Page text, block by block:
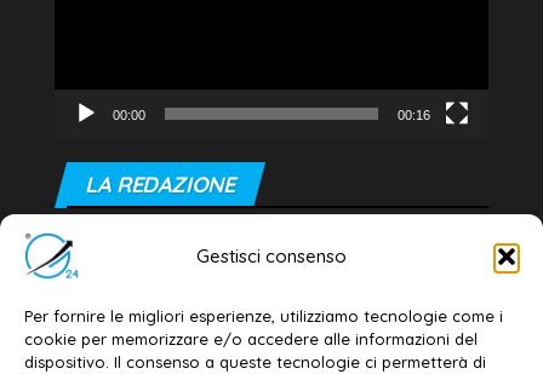
Gestisci consenso
Per fornire le migliori esperienze, utilizziamo tecnologie come i
cookie per memorizzare e/o accedere alle informazioni del
dispositivo. Il consenso a queste tecnologie ci permetterà di
00:00 00:16
LA REDAZIONE
Editore e direttore responsabile:
Dott. Daniele G. Masciullo
Email: redazione@galatina24.it
Contatti –Disclaimer